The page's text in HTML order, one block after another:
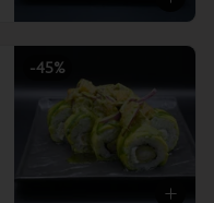
-45%